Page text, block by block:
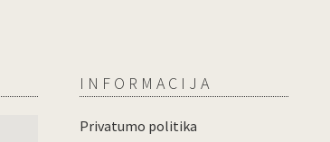
INFORMACIJA
Privatumo politika